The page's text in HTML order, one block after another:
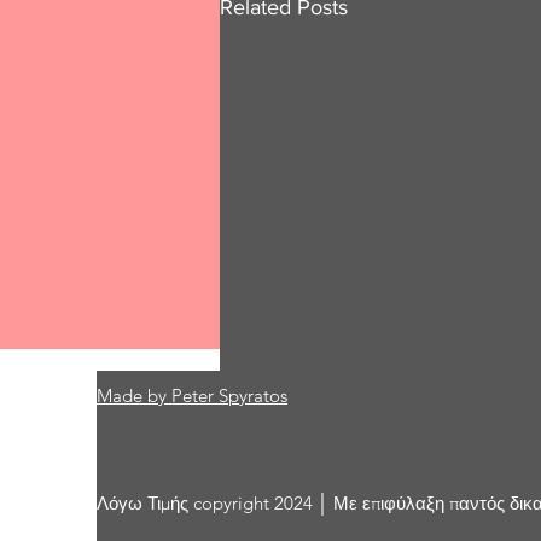
Related Posts
Comments
Write a comment...
Made by Peter Spyratos
Λόγω Τιμής copyright 2024 │ Με επιφύλαξη παντός